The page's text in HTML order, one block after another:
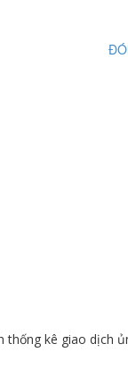
thống kê giao dịch